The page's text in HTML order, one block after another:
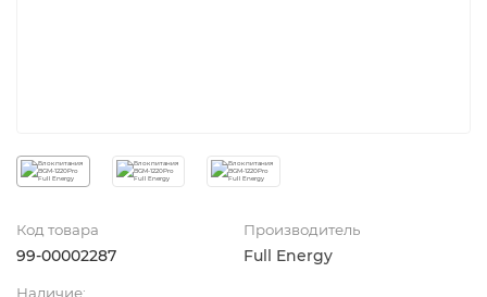
Код товара
99-00002287
Производитель
Full Energy
Наличие: